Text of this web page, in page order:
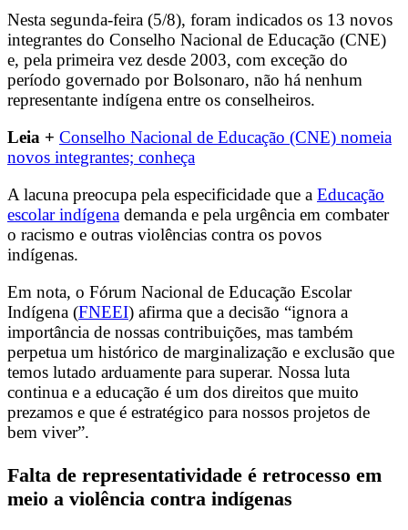
Nesta segunda-feira (5/8), foram indicados os 13 novos
integrantes do Conselho Nacional de Educação (CNE)
e, pela primeira vez desde 2003, com exceção do
período governado por Bolsonaro, não há nenhum
representante indígena entre os conselheiros.
Leia + Conselho Nacional de Educação (CNE) nomeia
novos integrantes; conheça
A lacuna preocupa pela especificidade que a Educação
escolar indígena demanda e pela urgência em combater
o racismo e outras violências contra os povos
indígenas.
Em nota, o Fórum Nacional de Educação Escolar
Indígena (FNEEI) afirma que a decisão “ignora a
importância de nossas contribuições, mas também
perpetua um histórico de marginalização e exclusão que
temos lutado arduamente para superar. Nossa luta
continua e a educação é um dos direitos que muito
prezamos e que é estratégico para nossos projetos de
bem viver”.
Falta de representatividade é retrocesso em
meio a violência contra indígenas